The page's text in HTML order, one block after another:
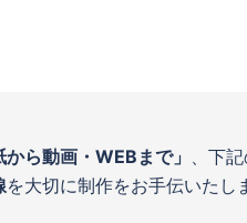
から動画 ・WEBまで」
、下
を大切に制作をお手伝いたし